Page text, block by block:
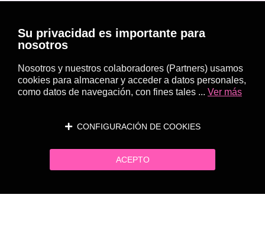
Su privacidad es importante para
nosotros
Nosotros y nuestros colaboradores (Partners) usamos
cookies para almacenar y acceder a datos personales,
como datos de navegación, con fines tales ... Ver más
CONFIGURACIÓN DE COOKIES
ACEPTO